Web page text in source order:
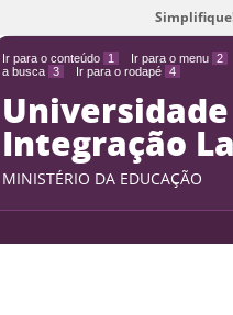
Ir para o conteúdo 1 Ir para o menu 2
a busca 3 Ir para o rodapé 4
Integração
MINISTÉRIO DA EDUCAÇÃO